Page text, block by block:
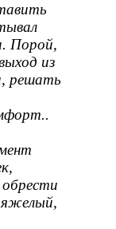
Порой,
из
решать